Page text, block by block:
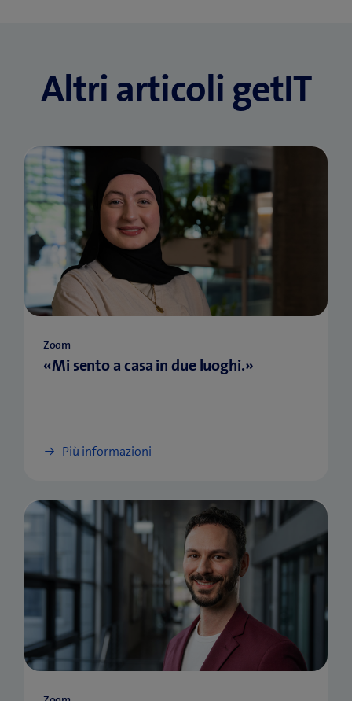
Altri articoli getIT
Zoom
«Mi sento a casa in due luoghi.»
Più informazioni